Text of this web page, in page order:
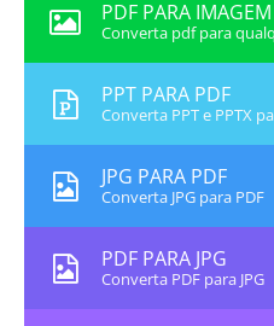
PDF PARA IMAGEM
Converta pdf para
PPT PARA PDF
Converta PPT e PPTX
JPG PARA PDF
Converta JPG para PDF
PDF PARA JPG
Converta PDF para JPG